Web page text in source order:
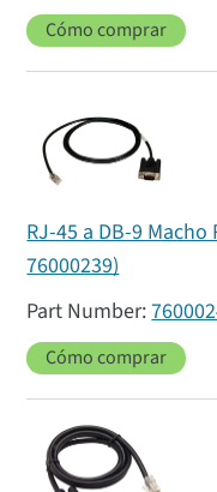
Cómo comprar
RJ-45 a DB-9
76000239)
Cómo comprar